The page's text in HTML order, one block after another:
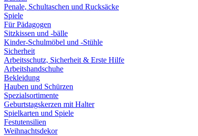
Penale, Schultaschen und Rucksäcke
Spiele
Für Pädagogen
Sitzkissen und -bälle
Kinder-Schulmöbel und -Stühle
Sicherheit
Arbeitsschutz, Sicherheit & Erste Hilfe
Arbeitshandschuhe
Bekleidung
Hauben und Schürzen
Spezialsortimente
Geburtstagskerzen mit Halter
Spielkarten und Spiele
Festutensilien
Weihnachtsdekor